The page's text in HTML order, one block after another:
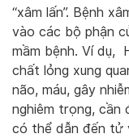
“xâm lấn”. Bệnh
vào các bộ phận
mầm bệnh. Ví dụ,
chất lỏng xung
não, máu, gây
nghiêm trọng, cần
có thể dẫn đến tử